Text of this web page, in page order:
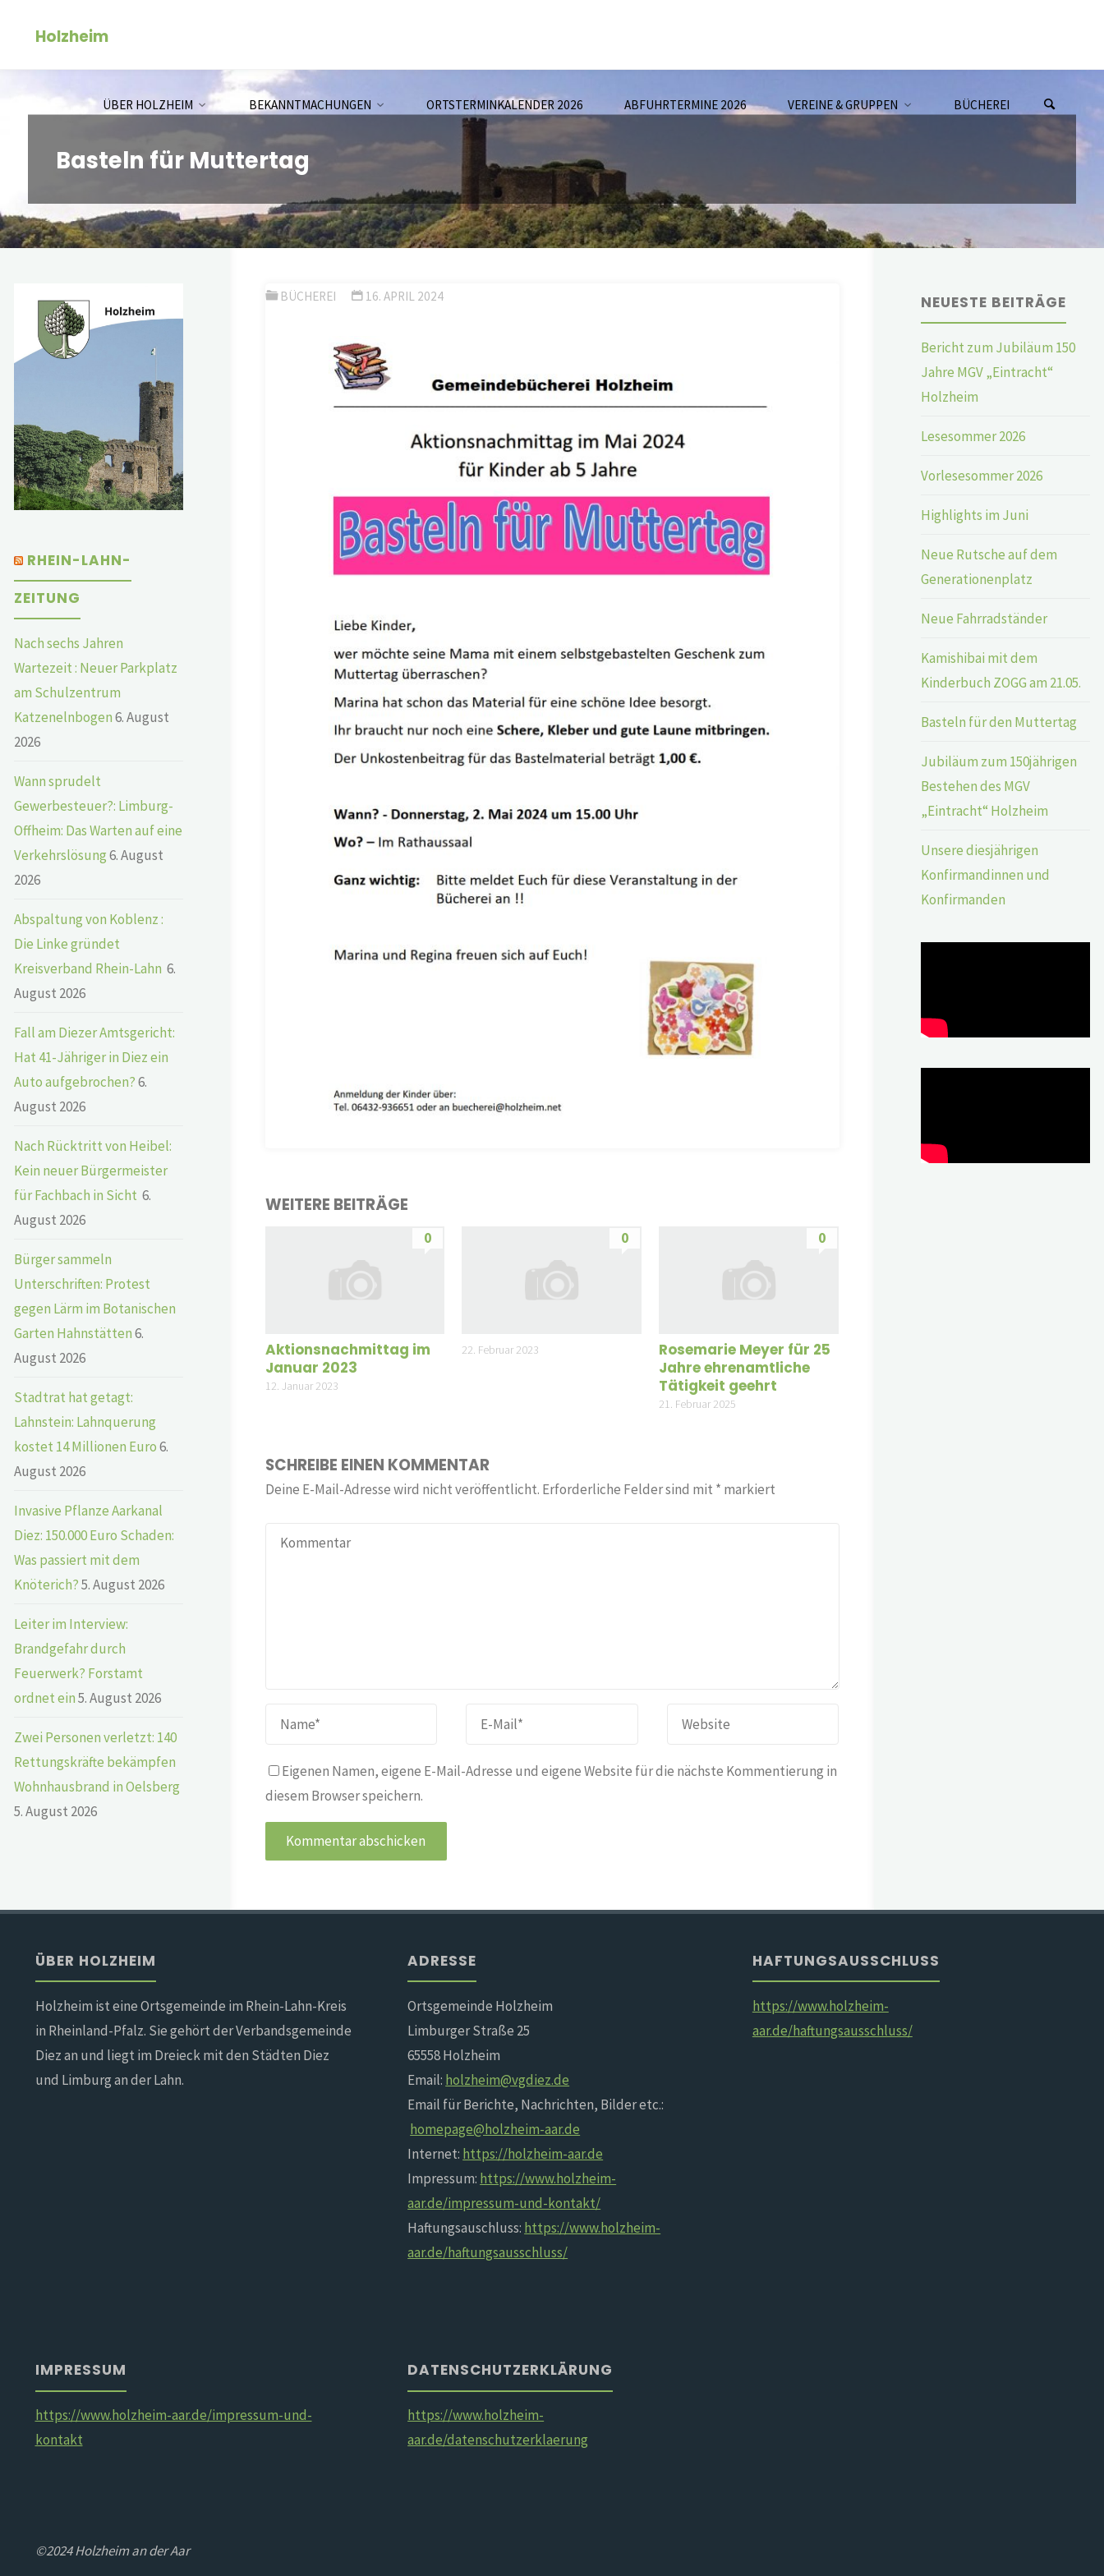
Holzheim
ÜBER HOLZHEIM BEKANNTMACHUNGEN ORTSTERMINKALENDER 2026 ABFUHRTERMINE 2026 VEREINE & GRUPPEN BÜCHEREI
Basteln für Muttertag
BÜCHEREI 16. APRIL 2024
WEITERE BEITRÄGE
0
Aktionsnachmittag im
Januar 2023
12. Januar 2023
0
22. Februar 2023
0
Rosemarie Meyer für 25
Jahre ehrenamtliche
Tätigkeit geehrt
21. Februar 2025
SCHREIBE EINEN KOMMENTAR
Deine E-Mail-Adresse wird nicht veröffentlicht. Erforderliche Felder sind mit * markiert
Eigenen Namen, eigene E-Mail-Adresse und eigene Website für die nächste Kommentierung in
diesem Browser speichern.
RHEIN-LAHN-
ZEITUNG
Nach sechs Jahren
Wartezeit : Neuer Parkplatz
am Schulzentrum
Katzenelnbogen6. August
2026
Wann sprudelt
Gewerbesteuer?: Limburg-
Offheim: Das Warten auf eine
Verkehrslösung6. August
2026
Abspaltung von Koblenz :
Die Linke gründet
Kreisverband Rhein-Lahn 6.
August 2026
Fall am Diezer Amtsgericht:
Hat 41-Jähriger in Diez ein
Auto aufgebrochen?6.
August 2026
Nach Rücktritt von Heibel:
Kein neuer Bürgermeister
für Fachbach in Sicht 6.
August 2026
Bürger sammeln
Unterschriften: Protest
gegen Lärm im Botanischen
Garten Hahnstätten6.
August 2026
Stadtrat hat getagt:
Lahnstein: Lahnquerung
kostet 14 Millionen Euro6.
August 2026
Invasive Pflanze Aarkanal
Diez: 150.000 Euro Schaden:
Was passiert mit dem
Knöterich?5. August 2026
Leiter im Interview:
Brandgefahr durch
Feuerwerk? Forstamt
ordnet ein5. August 2026
Zwei Personen verletzt: 140
Rettungskräfte bekämpfen
Wohnhausbrand in Oelsberg
5. August 2026
NEUESTE BEITRÄGE
Bericht zum Jubiläum 150
Jahre MGV „Eintracht“
Holzheim
Lesesommer 2026
Vorlesesommer 2026
Highlights im Juni
Neue Rutsche auf dem
Generationenplatz
Neue Fahrradständer
Kamishibai mit dem
Kinderbuch ZOGG am 21.05.
Basteln für den Muttertag
Jubiläum zum 150jährigen
Bestehen des MGV
„Eintracht“ Holzheim
Unsere diesjährigen
Konfirmandinnen und
Konfirmanden
ÜBER HOLZHEIM
Holzheim ist eine Ortsgemeinde im Rhein-Lahn-Kreis
in Rheinland-Pfalz. Sie gehört der Verbandsgemeinde
Diez an und liegt im Dreieck mit den Städten Diez
und Limburg an der Lahn.
ADRESSE
Ortsgemeinde Holzheim
Limburger Straße 25
65558 Holzheim
Email: holzheim@vgdiez.de
Email für Berichte, Nachrichten, Bilder etc.:
homepage@holzheim-aar.de
Internet: https://holzheim-aar.de
Impressum: https://www.holzheim-
aar.de/impressum-und-kontakt/
Haftungsauschluss: https://www.holzheim-
aar.de/haftungsausschluss/
HAFTUNGSAUSSCHLUSS
https://www.holzheim-
aar.de/haftungsausschluss/
IMPRESSUM
https://www.holzheim-aar.de/impressum-und-
kontakt
DATENSCHUTZERKLÄRUNG
https://www.holzheim-
aar.de/datenschutzerklaerung
©2024 Holzheim an der Aar